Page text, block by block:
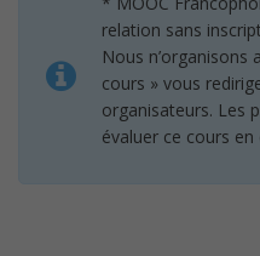
relation sans
Nous n’organisons
cours » vous
organisateurs. Les
évaluer ce cours en